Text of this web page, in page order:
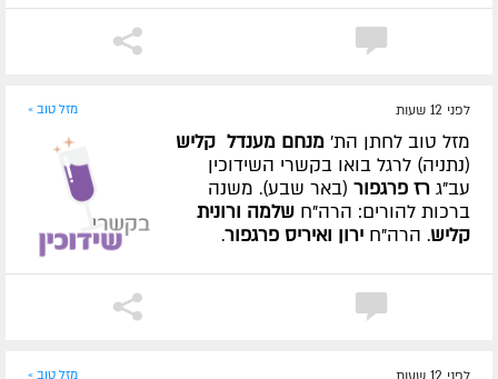
לפני 12 שעות מזל טוב »
מזל טוב לחתן הת' מנחם מענדל קליש
(נתניה) לרגל בואו בקשרי השידוכין
עב"ג רז פרגפור (באר שבע). משנה
ברכות להורים: הרה"ח שלמה ורונית
קליש. הרה"ח ירון ואיריס פרגפור.
מזל טוב »